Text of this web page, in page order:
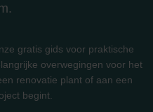
gratis gids voor praktische
overwegingen voor het
renovatie plant of aan een
begint.